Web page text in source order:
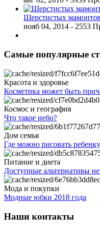
Шерстистых
нояб 04, 2014 - 2553
Самые популярные
Красота и здоровье
Косметика может быть
Космос и география
Что такое небо?
Дом семья
Где можно рисовать ребенку
Питание и диета
Доступные альтернативы
Мода и покупки
Модные юбки 2018 года
Наши контакты